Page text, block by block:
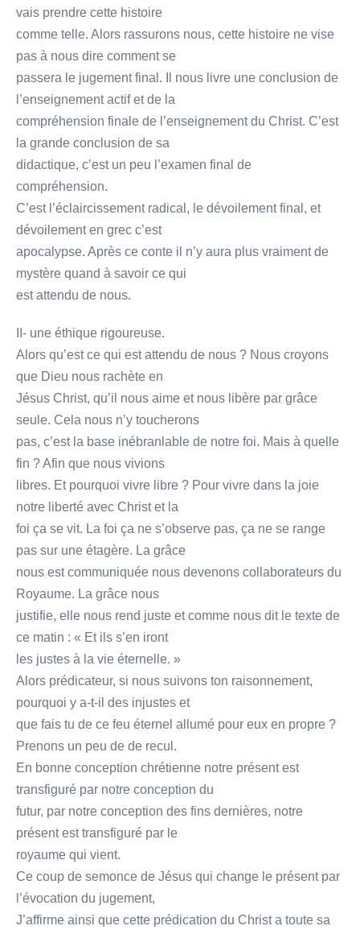
vais prendre cette histoire
comme telle. Alors rassurons nous, cette histoire ne vise
pas à nous dire comment se
passera le jugement final. Il nous livre une conclusion de
l’enseignement actif et de la
compréhension finale de l’enseignement du Christ. C’est
la grande conclusion de sa
didactique, c’est un peu l’examen final de
compréhension.
C’est l’éclaircissement radical, le dévoilement final, et
dévoilement en grec c’est
apocalypse. Après ce conte il n’y aura plus vraiment de
mystère quand à savoir ce qui
est attendu de nous.
II- une éthique rigoureuse.
Alors qu’est ce qui est attendu de nous ? Nous croyons
que Dieu nous rachète en
Jésus Christ, qu’il nous aime et nous libère par grâce
seule. Cela nous n’y toucherons
pas, c’est la base inébranlable de notre foi. Mais à quelle
fin ? Afin que nous vivions
libres. Et pourquoi vivre libre ? Pour vivre dans la joie
notre liberté avec Christ et la
foi ça se vit. La foi ça ne s’observe pas, ça ne se range
pas sur une étagère. La grâce
nous est communiquée nous devenons collaborateurs du
Royaume. La grâce nous
justifie, elle nous rend juste et comme nous dit le texte de
ce matin : « Et ils s’en iront
les justes à la vie éternelle. »
Alors prédicateur, si nous suivons ton raisonnement,
pourquoi y a-t-il des injustes et
que fais tu de ce feu éternel allumé pour eux en propre ?
Prenons un peu de de recul.
En bonne conception chrétienne notre présent est
transfiguré par notre conception du
futur, par notre conception des fins dernières, notre
présent est transfiguré par le
royaume qui vient.
Ce coup de semonce de Jésus qui change le présent par
l’évocation du jugement,
J’affirme ainsi que cette prédication du Christ a toute sa